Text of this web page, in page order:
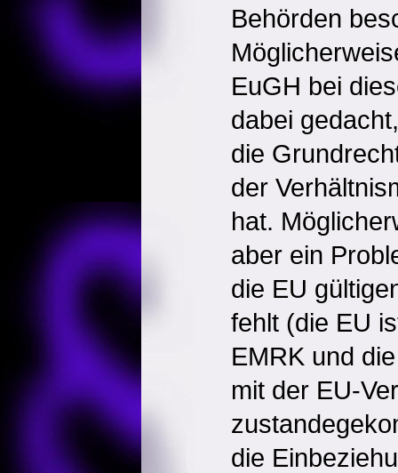
Behörden
EuGH bei
dabei
die
der
hat.
aber ein
die EU
fehlt (die EU
EMRK und
mit der EU-
die